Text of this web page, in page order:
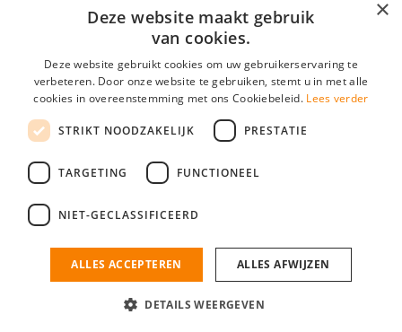
Inloggen als bedrijf
E-mail*
Wachtwoord
login gegevens onthouden
login
Bedrijf aanmelden
nieuwe collega/werknemer zo gevonden!
×
Deze website maakt gebruik
van cookies.
Deze website gebruikt cookies om uw gebruikerservaring te
verbeteren. Door onze website te gebruiken, stemt u in met alle
cookies in overeenstemming met ons Cookiebeleid. Lees verder
STRIKT NOODZAKELIJK PRESTATIE
TARGETING FUNCTIONEEL
NIET-GECLASSIFICEERD
ALLES ACCEPTEREN ALLES AFWIJZEN
DETAILS WEERGEVEN